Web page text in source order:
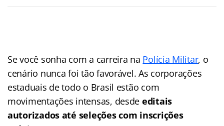
Se você sonha com a carreira na Polícia Militar, o
cenário nunca foi tão favorável. As corporações
estaduais de todo o Brasil estão com
movimentações intensas, desde editais
autorizados até seleções com inscrições